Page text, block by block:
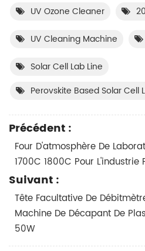
UV Ozone Cleaner
UV Cleaning Machine
Solar Cell Lab Line
Perovskite Based Solar Cell
Précédent :
Four D'atmosphère De
1700C 1800C Pour L'industrie
Suivant :
Tête Facultative De
Machine De Décapant De
50W